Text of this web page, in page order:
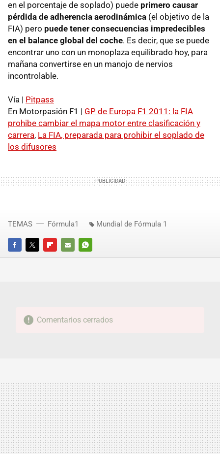
en el porcentaje de soplado) puede primero causar
pérdida de adherencia aerodinámica (el objetivo de la
FIA) pero puede tener consecuencias impredecibles
en el balance global del coche. Es decir, que se puede
encontrar uno con un monoplaza equilibrado hoy, para
mañana convertirse en un manojo de nervios
incontrolable.
Vía | Pitpass
En Motorpasión F1 | GP de Europa F1 2011: la FIA
prohibe cambiar el mapa motor entre clasificación y
carrera, La FIA, preparada para prohibir el soplado de
los difusores
FACEBOOKTWITTERFLIPBOARD
E-
WHATSAPP
TEMAS Fórmula1 Mundial de Fórmula 1
Comentarios cerrados